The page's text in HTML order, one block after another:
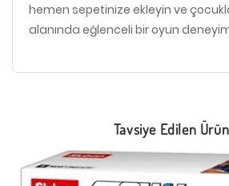
hemen sepetinize ekleyin ve
alanında eğlenceli bir oyun
Tavsiye Edilen